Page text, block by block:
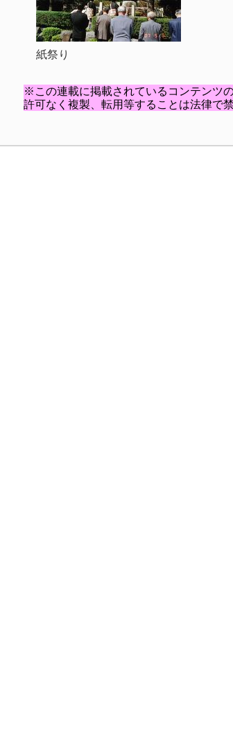
紙祭り
※この連載に掲載されているコンテンツ
許可なく複製、転用等することは法律で